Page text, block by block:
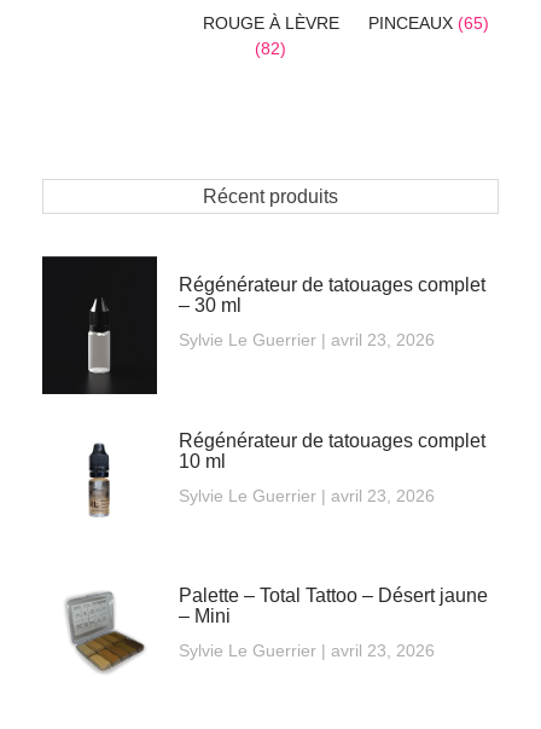
ROUGE À LÈVRE
(82)
PINCEAUX (65)
Récent produits
Régénérateur de tatouages complet
– 30 ml
Sylvie Le Guerrier avril 23, 2026
Régénérateur de tatouages complet
10 ml
Sylvie Le Guerrier avril 23, 2026
Palette – Total Tattoo – Désert jaune
– Mini
Sylvie Le Guerrier avril 23, 2026